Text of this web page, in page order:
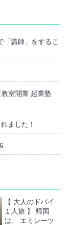
「講師」をするこ
教室開業 起業塾
ました！
【 大人のドバイ
１人旅 】 帰国
は、 エミレーツ